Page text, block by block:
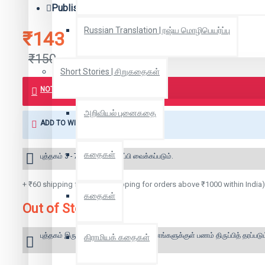
Russian Translation | ரஷ்ய மொழிபெயர்ப்பு
Short Stories | சிறுகதைகள்
அறிவியல் புனைகதை
கதைகள்
கதைகள்
கிராமியக் கதைகள்
₹143
₹150
Publisher:
NOTIFY ME WHEN BOOK IS AVAILABLE
ADD TO WISH LIST
புத்தகம் 3 - 7 நாட்களில் அனுப்பி வைக்கப்படும்.
+ ₹60 shipping fee* (Free shipping for orders above ₹1000 within India)
Out of Stock
புத்தகம் இருப்பில் இல்லை என்றால் 10 தினங்களுக்குள் பணம் திருப்பித்